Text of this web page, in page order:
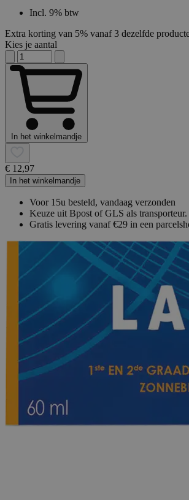
Incl. 9% btw
Extra korting van 5% vanaf 3 dezelfde
Kies je aantal
In het winkelmandje
€ 12,97
In het winkelmandje
Voor 15u besteld, vandaag verzonden
Keuze uit Bpost of GLS als transporteur.
Gratis levering vanaf €29 in een